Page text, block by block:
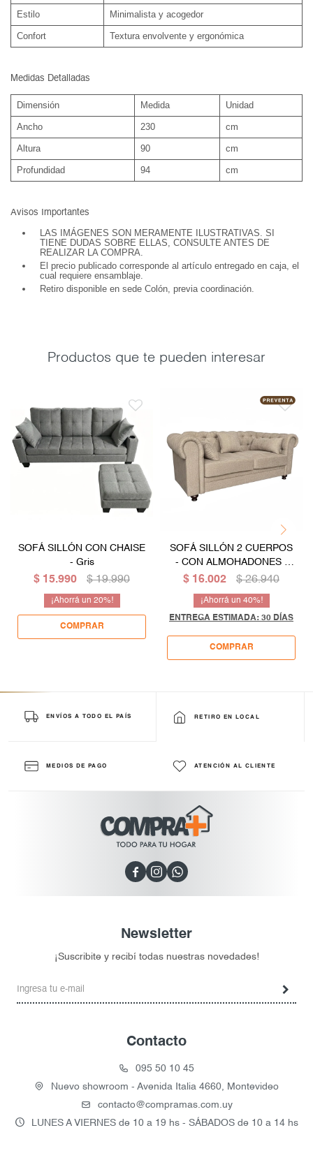
Estilo Minimalista y acogedor
Confort Textura envolvente y ergonómica
Medidas Detalladas
Dimensión Medida Unidad
Ancho 230 cm
Altura 90 cm
Profundidad 94 cm
Avisos Importantes
LAS IMÁGENES SON MERAMENTE ILUSTRATIVAS. SI
TIENE DUDAS SOBRE ELLAS, CONSULTE ANTES DE
REALIZAR LA COMPRA.
El precio publicado corresponde al artículo entregado en caja, el
cual requiere ensamblaje.
Retiro disponible en sede Colón, previa coordinación.
Productos que te pueden interesar
SOFÁ SILLÓN CON CHAISE
- Gris
$ 15.990 $ 19.990
20
SOFÁ SILLÓN 2 CUERPOS
- CON ALMOHADONES -
COLOR CREMA
$ 16.002 $ 26.940
40
ENTREGA ESTIMADA: 30 DÍAS
ENVÍOS A TODO EL PAÍS RETIRO EN LOCAL
MEDIOS DE PAGO ATENCIÓN AL CLIENTE
  
Contacto
095 50 10 45
Nuevo showroom - Avenida Italia 4660, Montevideo
contacto@compramas.com.uy
LUNES A VIERNES de 10 a 19 hs - SÁBADOS de 10 a 14 hs
Newsletter
¡Suscribite y recibí todas nuestras novedades!